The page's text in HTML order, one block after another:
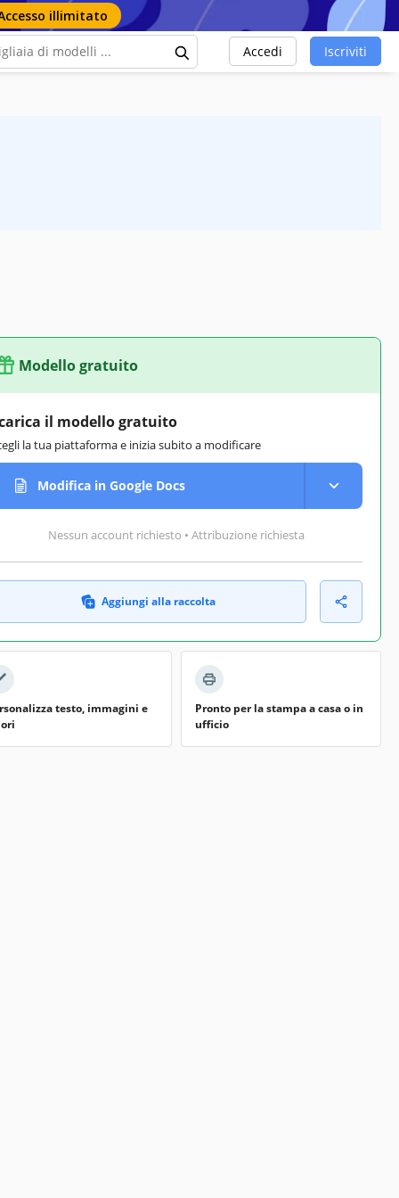
illimitato
Accedi Iscriviti
Modello gratuito
il modello gratuito
la tua piattaforma e inizia subito a modificare
Modifica in Google Docs
Nessun account richiesto • Attribuzione richiesta
Aggiungi alla raccolta
testo, immagini e
Pronto per la stampa a casa o in
ufficio